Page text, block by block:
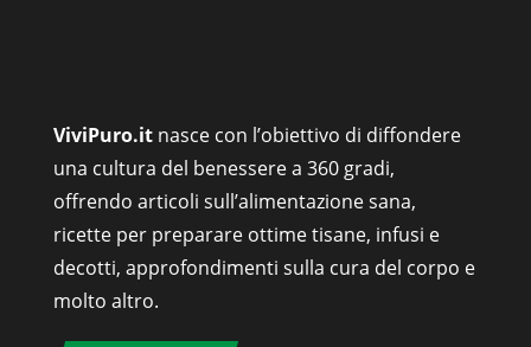
ViviPuro.it nasce con l’obiettivo di diffondere
una cultura del benessere a 360 gradi,
offrendo articoli sull’alimentazione sana,
ricette per preparare ottime tisane, infusi e
decotti, approfondimenti sulla cura del corpo e
molto altro.